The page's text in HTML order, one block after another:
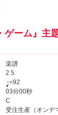
ゲーム』主
楽譜
2.5
=92
03分00秒
C
受注生産（オンデ